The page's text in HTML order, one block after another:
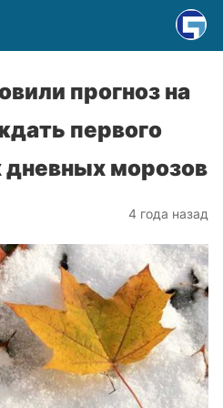
прогноз на
первого
дневных морозов
4 года назад